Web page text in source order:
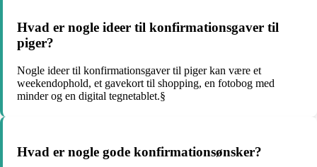
Hvad er nogle ideer til konfirmationsgaver til
piger?
Nogle ideer til konfirmationsgaver til piger kan være et
weekendophold, et gavekort til shopping, en fotobog med
minder og en digital tegnetablet.§
Hvad er nogle gode konfirmationsønsker?